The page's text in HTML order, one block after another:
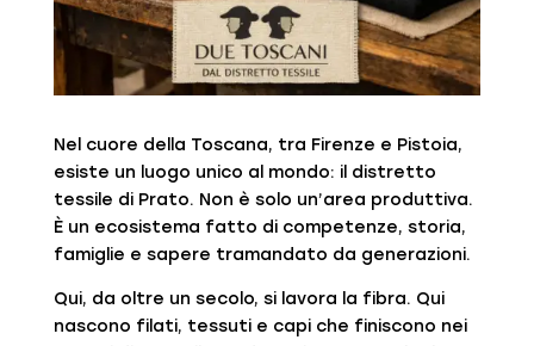
Nel cuore della Toscana, tra Firenze e Pistoia,
esiste un luogo unico al mondo: il distretto
tessile di Prato. Non è solo un’area produttiva.
È un ecosistema fatto di competenze, storia,
famiglie e sapere tramandato da generazioni.
Qui, da oltre un secolo, si lavora la fibra. Qui
nascono filati, tessuti e capi che finiscono nei